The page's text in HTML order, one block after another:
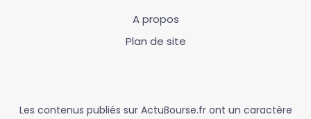
A propos
Plan de site
Les contenus publiés sur ActuBourse.fr ont un caractère